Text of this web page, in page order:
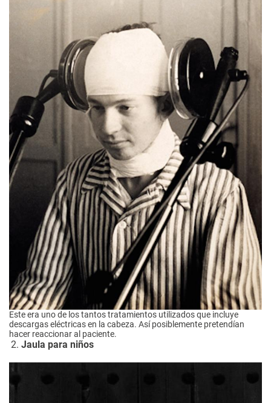
Este era uno de los tantos tratamientos utilizados que incluye
descargas eléctricas en la cabeza. Así posiblemente pretendían
hacer reaccionar al paciente.
Jaula para niños